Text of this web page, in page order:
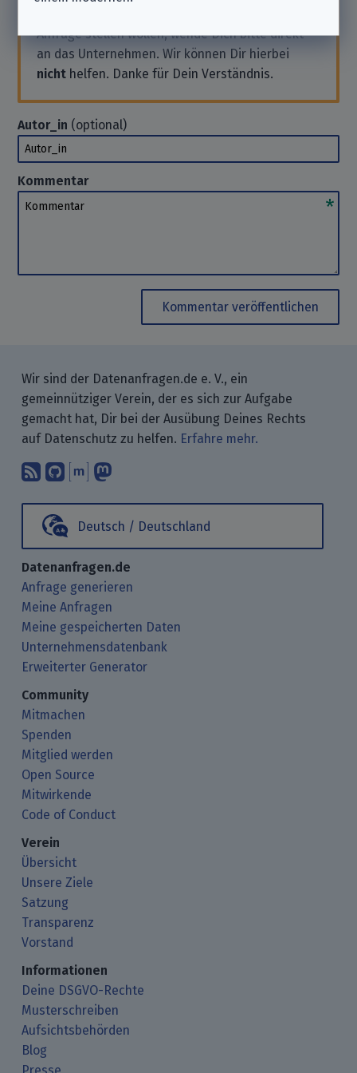
Anfrage stellen wollen, wende Dich bitte direkt
an das Unternehmen. Wir können Dir hierbei
nicht helfen. Danke für Dein Verständnis.
Autor_in (optional)
Autor_in
Kommentar
Kommentar
Kommentar veröffentlichen
Wir sind der Datenanfragen.de e. V., ein
gemeinnütziger Verein, der es sich zur Aufgabe
gemacht hat, Dir bei der Ausübung Deines Rechts
auf Datenschutz zu helfen. Erfahre mehr.
Abonniere unsere Blogbeiträge mit
Finde uns bei GitHub.
Unterhalte Dich mit uns über
Deutsch / Deutschland
Datenanfragen.de
Anfrage generieren
Meine Anfragen
Meine gespeicherten Daten
Unternehmensdatenbank
Erweiterter Generator
Community
Mitmachen
Spenden
Mitglied werden
Open Source
Mitwirkende
Code of Conduct
Verein
Übersicht
Unsere Ziele
Satzung
Transparenz
Vorstand
Informationen
Deine DSGVO-Rechte
Musterschreiben
Aufsichtsbehörden
Blog
Presse